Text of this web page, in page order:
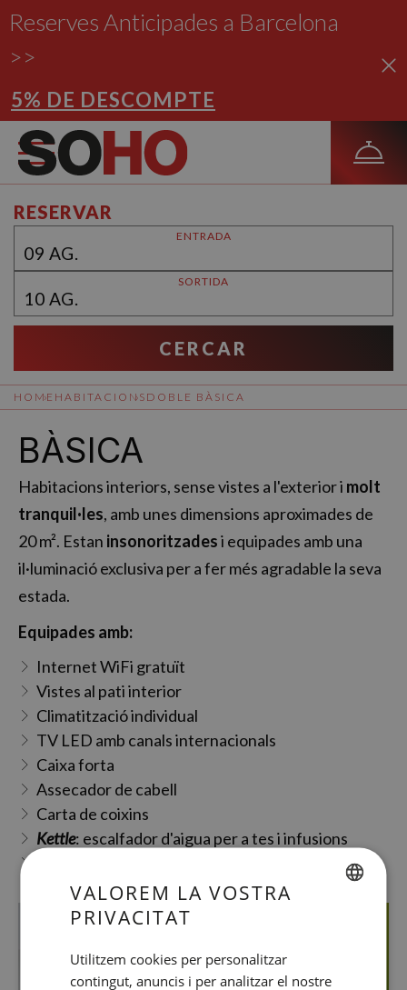
Reserves Anticipades a Barcelona
>>
5% DE DESCOMPTE
RESERVAR
ENTRADA
09 AG.
SORTIDA
10 AG.
CERCAR
HOME HABITACIONS DOBLE BÀSICA
BÀSICA
Habitacions interiors, sense vistes a l'exterior i molt
tranquil·les, amb unes dimensions aproximades de
20 m². Estan insonoritzadesi equipades amb una
il·luminació exclusiva per a fer més agradable la seva
estada.
Equipades amb:
Internet WiFi gratuït
Vistes al pati interior
Climatització individual
TV LED amb canals internacionals
Caixa forta
Assecador de cabell
Carta de coixins
Kettle: escalfador d'aigua per a tes i infusions
CATALAN
VALOREM LA VOSTRA
PRIVACITAT
Utilitzem cookies per personalitzar
contingut, anuncis i per analitzar el nostre